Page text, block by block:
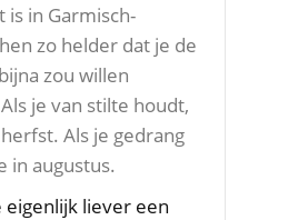
is in Garmisch-
zo helder dat je de
zou willen
je van stilte houdt,
Als je gedrang
in augustus.
eigenlijk liever een